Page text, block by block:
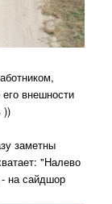
внешности
))
заметны
"Налево
на сайдшор